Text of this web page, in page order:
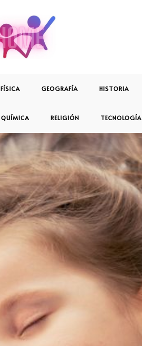
FÍSICA GEOGRAFÍA HISTORIA
QUÍMICA RELIGIÓN TECNOLOGÍA